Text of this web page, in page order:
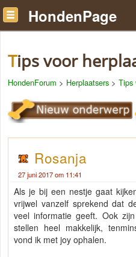
HondenPage
Tips voor
HondenForum > Herplaatsers > Tips
Rosanja
27 juni 2017 om 11:41
Als je bij een nestje gaat
vrijwel vanzelf sprekend dat
veel informatie geeft. Ook
stellen heel makkelijk,
vond ik met joy ophalen.